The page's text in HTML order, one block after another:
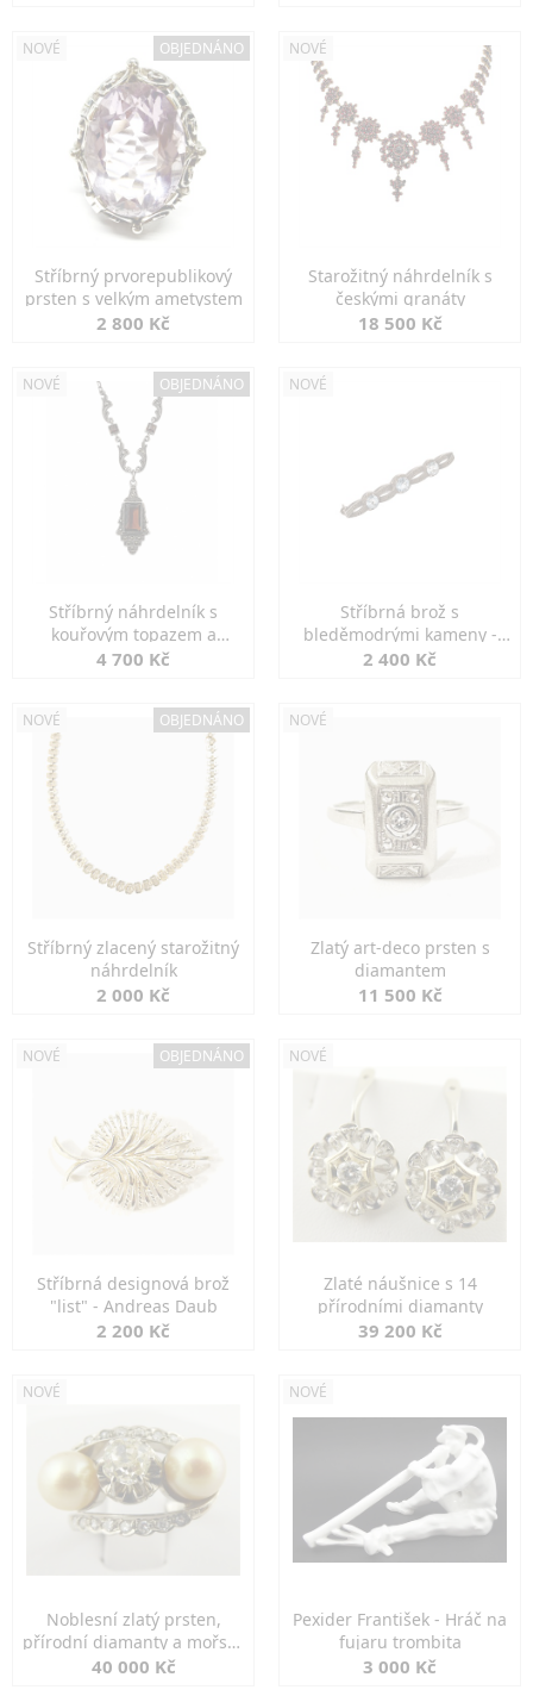
NOVÉ OBJEDNÁNO
Stříbrný prvorepublikový
prsten s velkým ametystem
2 800 Kč
NOVÉ
Starožitný náhrdelník s
českými granáty
18 500 Kč
NOVÉ OBJEDNÁNO
Stříbrný náhrdelník s
kouřovým topazem a
markazity
4 700 Kč
NOVÉ
Stříbrná brož s
bleděmodrými kameny -
jemná elegance
2 400 Kč
NOVÉ OBJEDNÁNO
Stříbrný zlacený starožitný
náhrdelník
2 000 Kč
NOVÉ
Zlatý art-deco prsten s
diamantem
11 500 Kč
NOVÉ OBJEDNÁNO
Stříbrná designová brož
"list" - Andreas Daub
2 200 Kč
NOVÉ
Zlaté náušnice s 14
přírodními diamanty
39 200 Kč
NOVÉ
Noblesní zlatý prsten,
přírodní diamanty a mořské
perly
40 000 Kč
NOVÉ
Pexider František - Hráč na
fujaru trombita
3 000 Kč